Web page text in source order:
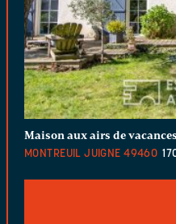
Maison aux airs de
MONTREUIL JUIGNE 49460